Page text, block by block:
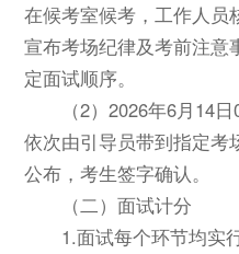
在候考室候考，工作人员
宣布考场纪律及考前注意
定面试顺序。
（2）2026年6月14
依次由引导员带到指定考
公布，考生签字确认。
（二）面试计分
1.面试每个环节均实